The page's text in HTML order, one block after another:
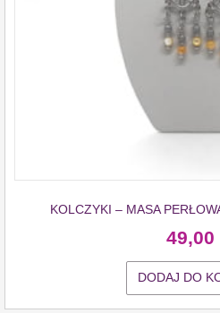
KOLCZYKI – MASA
49,00
DODAJ DO